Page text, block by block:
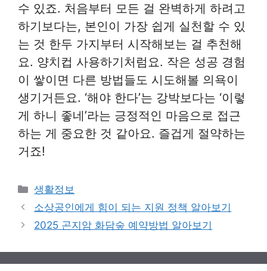
수 있죠. 처음부터 모든 걸 완벽하게 하려고
하기보다는, 본인이 가장 쉽게 실천할 수 있
는 것 한두 가지부터 시작해보는 걸 추천해
요. 양치컵 사용하기처럼요. 작은 성공 경험
이 쌓이면 다른 방법들도 시도해볼 의욕이
생기거든요. ‘해야 한다’는 강박보다는 ‘이렇
게 하니 좋네’라는 긍정적인 마음으로 접근
하는 게 중요한 것 같아요. 즐겁게 절약하는
거죠!
Categories
생활정보
소상공인에게 힘이 되는 지원 정책 알아보기
2025 곤지암 화담숲 예약방법 알아보기